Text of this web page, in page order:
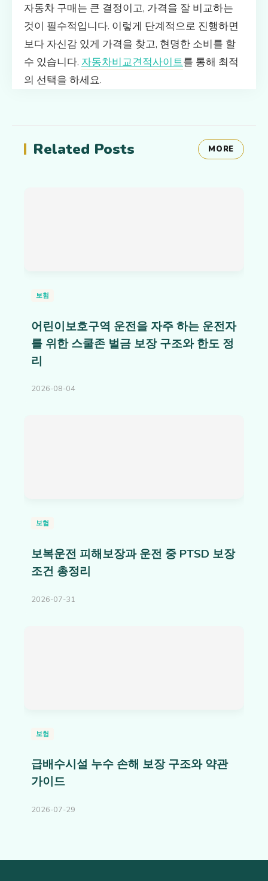
자동차 구매는 큰 결정이고, 가격을 잘 비교하는
것이 필수적입니다. 이렇게 단계적으로 진행하면
보다 자신감 있게 가격을 찾고, 현명한 소비를 할
수 있습니다. 자동차비교견적사이트를 통해 최적
의 선택을 하세요.
Related Posts MORE
보험
어린이보호구역 운전을 자주 하는 운전자
를 위한 스쿨존 벌금 보장 구조와 한도 정
리
2026-08-04
보험
보복운전 피해보장과 운전 중 PTSD 보장
조건 총정리
2026-07-31
보험
급배수시설 누수 손해 보장 구조와 약관
가이드
2026-07-29